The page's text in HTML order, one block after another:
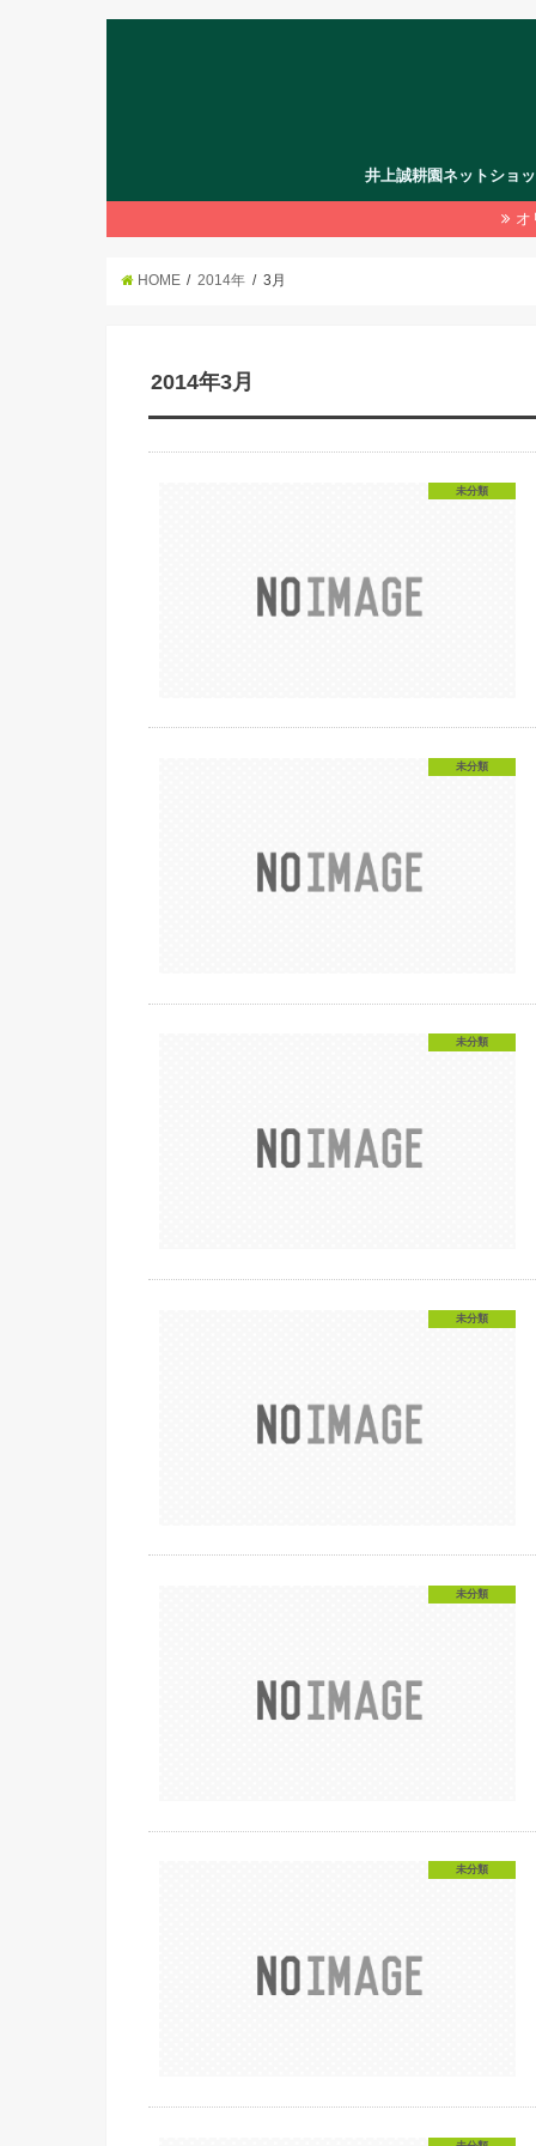
井上誠耕園ネットショ
オ
HOME 2014年 3月
2014年3月
未分類
未分類
未分類
未分類
未分類
未分類